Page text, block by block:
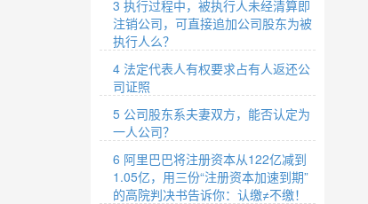
3 执行过程中，被执行人未经清算即
注销公司，可直接追加公司股东为被
执行人么？
4 法定代表人有权要求占有人返还公
司证照
5 公司股东系夫妻双方，能否认定为
一人公司？
6 阿里巴巴将注册资本从122亿减到
1.05亿，用三份“注册资本加速到期”
的高院判决书告诉你：认缴≠不缴！